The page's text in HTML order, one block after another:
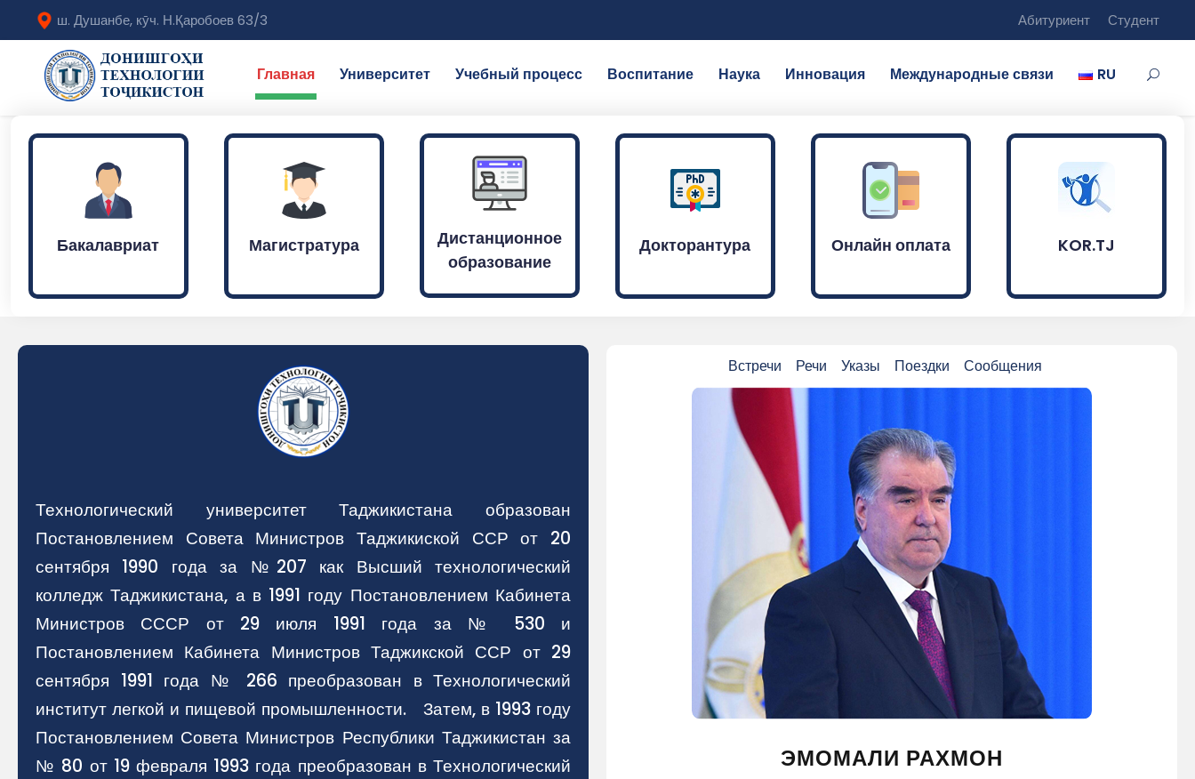
ш. Душанбе, кӯч. Н.Қаробоев 63/3 Абитуриент Студент
Главная Университет Учебный процесс Воспитание Наука Инновация Международные связи RU
Бакалавриат Магистратура
Дистанционное
образование
Докторантура Онлайн оплата KOR.TJ
Технологический университет Таджикистана образован
Постановлением Совета Министров Таджикиской ССР от 20
сентября 1990 года за №207 как Высший технологический
колледж Таджикистана, а в 1991 году Постановлением Кабинета
Министров СССР от 29 июля 1991 года за № 530 и
Постановлением Кабинета Министров Таджикской ССР от 29
сентября 1991 года № 266 преобразован в Технологический
институт легкой и пищевой промышленности. Затем, в 1993 году
Постановлением Совета Министров Республики Таджикистан за
№ 80 от 19 февраля 1993 года преобразован в Технологический
Встречи Речи Указы Поездки Сообщения
ЭМОМАЛИ РАХМОН